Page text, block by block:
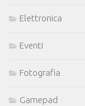
Elettronica
Eventi
Fotografia
Gamepad